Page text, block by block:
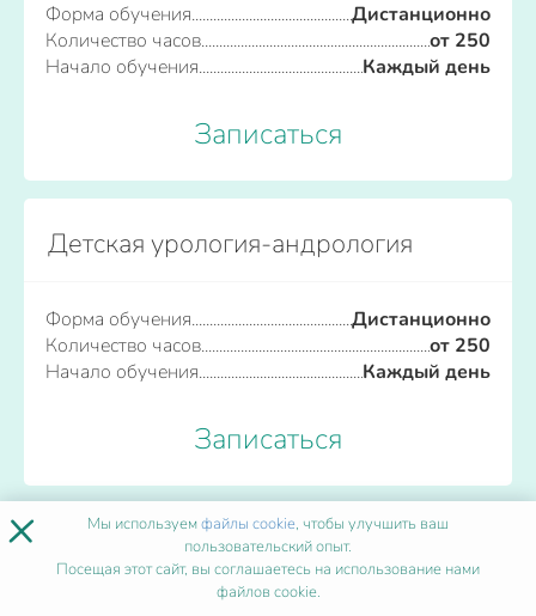
Форма обучения
Дистанционно
Количество часов
от 250
Начало обучения
Каждый день
Записаться
Детская урология-андрология
Форма обучения
Дистанционно
Количество часов
от 250
Начало обучения
Каждый день
Записаться
Детский и подростковый коучинг
× Мы используемфайлы cookie, чтобы улучшить ваш
пользовательский опыт.
Посещая этот сайт, вы соглашаетесь на использование нами
файлов cookie.